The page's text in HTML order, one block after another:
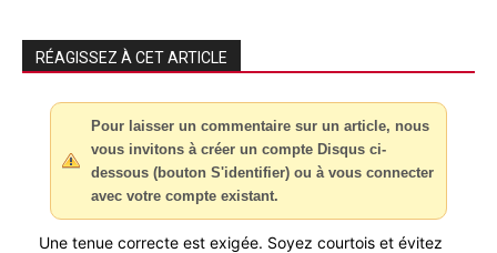
RÉAGISSEZ À CET ARTICLE
Pour laisser un commentaire sur un article, nous
vous invitons à créer un compte Disqus ci-
dessous (bouton S'identifier) ou à vous connecter
avec votre compte existant.
Une tenue correcte est exigée. Soyez courtois et évitez